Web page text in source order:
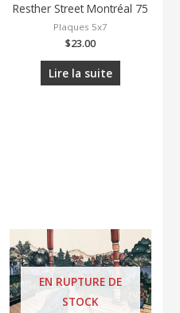
Resther Street Montréal 75
Plaques 5x7
$23.00
Lire la suite
EN RUPTURE DE
STOCK